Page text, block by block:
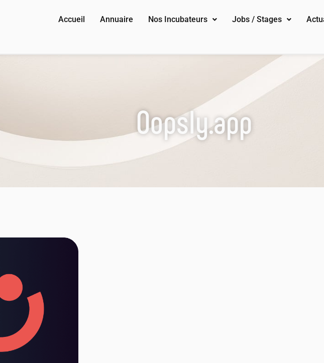
Accueil Annuaire Nos Incubateurs Jobs / Stages
Oopsly.app